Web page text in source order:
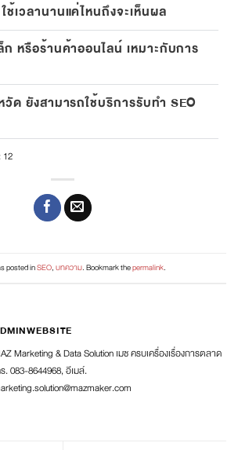
ช้เวลานานแค่ไหนถึงจะเห็นผล
หรือร้านค้าออนไลน์ เหมาะกับการ
ด ยังสามารถใช้บริการรับทำ SEO
12
posted inSEO,บทความ. Bookmark thepermalink.
Marketing & Data Solution เมซ ครบเครื่องเรื่องการตลาด
. 083-8644968, อีเมล์.